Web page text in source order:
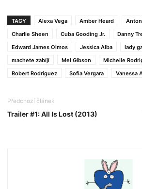
TAGY Alexa Vega Amber Heard
Charlie Sheen
Cuba Gooding Jr. Danny
Edward James Olmos
Jessica Alba lady
machete zabíjí
Mel Gibson
Michelle
Robert Rodriguez
Sofia Vergara Vanessa
Předchozí článek
Trailer #1: All Is Lost (2013)